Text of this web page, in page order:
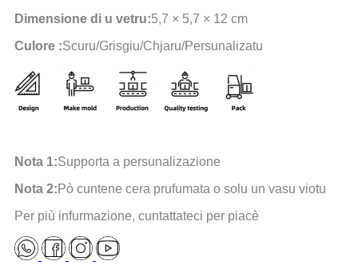
Dimensione di u vetru:5,7 × 5,7 × 12 cm
Culore :Scuru/Grisgiu/Chjaru/Persunalizatu
Nota 1:Supporta a persunalizazione
Nota 2: Pò cuntene cera prufumata o solu un vasu viotu
Per più infurmazione, cuntattateci per piacè